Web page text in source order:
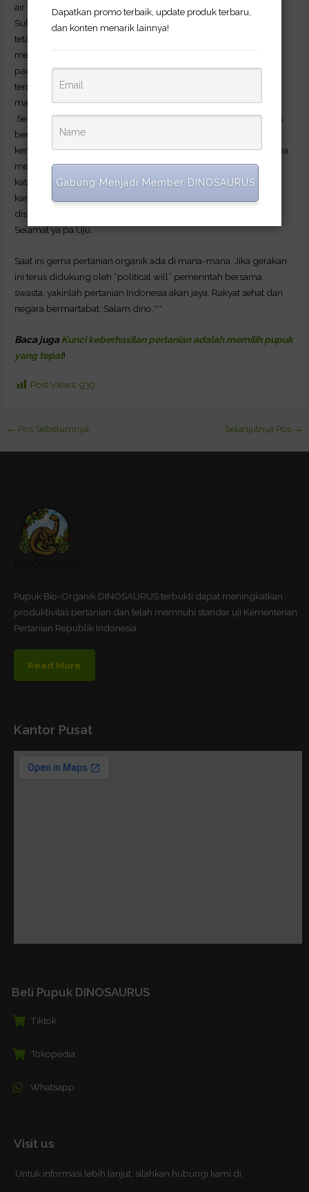
air yang diselang dari kali, dan terakhir ada hujan 2 x di daerah
Subang, padi pa Carsa terselamatkan. Sementara sawah
tetangganya yang tidak disemprot dengan pupuk cair ini
menguning. Dan sampai saat terakhir, belum diketahui apakah
padi tetangganya akan panen atau tidak. Tapi pa Carsa sedikit
terobati walau panennya tidak sebagus seperti pa Itot. Tapi ia
masih sedikit tersenyum. Masih menikmati jerih payahnya.
Sementara itu, pa Uju petani kangkung ngarit, dan terung, terus
berbunga-bunga. Terungnya yang daunnya menguning dan
kemudian disemprot pupuk hayati Dinosaurus, saat ini terungnya
menghijau kembali. Dan dia sudah panen 5 kali. Lumayan
katanya, karena harga terong per kilo Rp. 10.000.- Sementara
kangkung ngaritnya sudah berkali-kali panen apalagi setelah
disiriam dengan pupuk Dinosaurus, sambil tertawa renyah.
Selamat ya pa Uju.
Saat ini gema pertanian organik ada di mana-mana. Jika gerakan
ini terus didukung oleh “political will” pemerintah bersama
swasta, yakinlah pertanian Indonesia akan jaya. Rakyat sehat dan
negara bermartabat. Salam dino.***
Baca juga Kunci keberhasilan pertanian adalah memilih pupuk
yang tepat!
Post Views: 939
← Pos Sebelumnya Selanjutnya Pos →
Pupuk Bio-Organik DINOSAURUS terbukti dapat meningkatkan
produktivitas pertanian dan telah memnuhi standar uji Kementerian
Pertanian Republik Indonesia.
Read More
Kantor Pusat
Beli Pupuk DINOSAURUS
Tiktok
Tokopedia
Whatsapp
Visit us
Untuk informasi lebih lanjut, silahkan hubungi kami di:
Dapatkan promo terbaik, update produk terbaru,
dan konten menarik lainnya!
Gabung Menjadi Member DINOSAURUS